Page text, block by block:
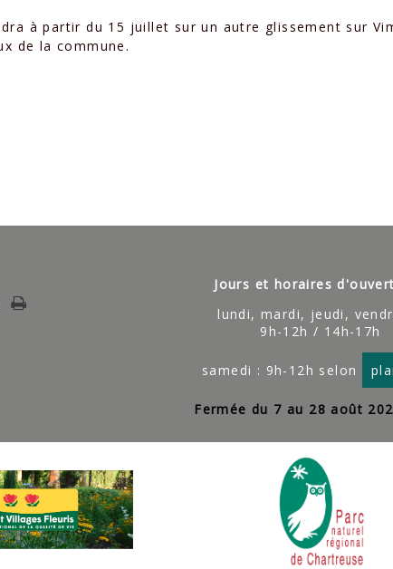
à partir du 15 juillet sur un autre glissement sur
de la commune.
Jours et horaires
lundi, mardi, jeudi,
9h-12h / 14h-17h
samedi : 9h-12h selon
Fermée du 7 au 28 août